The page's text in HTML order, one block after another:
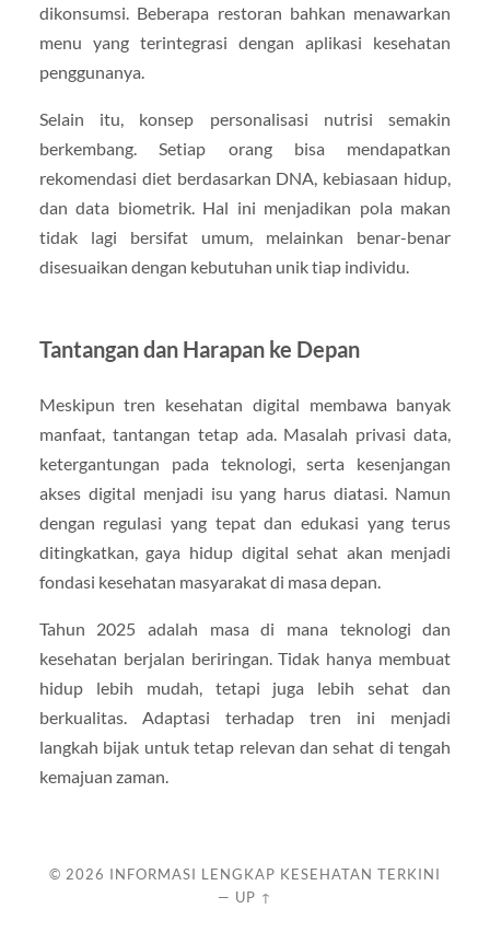
dikonsumsi. Beberapa restoran bahkan menawarkan
menu yang terintegrasi dengan aplikasi kesehatan
penggunanya.
Selain itu, konsep personalisasi nutrisi semakin
berkembang. Setiap orang bisa mendapatkan
rekomendasi diet berdasarkan DNA, kebiasaan hidup,
dan data biometrik. Hal ini menjadikan pola makan
tidak lagi bersifat umum, melainkan benar-benar
disesuaikan dengan kebutuhan unik tiap individu.
Tantangan dan Harapan ke Depan
Meskipun tren kesehatan digital membawa banyak
manfaat, tantangan tetap ada. Masalah privasi data,
ketergantungan pada teknologi, serta kesenjangan
akses digital menjadi isu yang harus diatasi. Namun
dengan regulasi yang tepat dan edukasi yang terus
ditingkatkan, gaya hidup digital sehat akan menjadi
fondasi kesehatan masyarakat di masa depan.
Tahun 2025 adalah masa di mana teknologi dan
kesehatan berjalan beriringan. Tidak hanya membuat
hidup lebih mudah, tetapi juga lebih sehat dan
berkualitas. Adaptasi terhadap tren ini menjadi
langkah bijak untuk tetap relevan dan sehat di tengah
kemajuan zaman.
© 2026 INFORMASI LENGKAP KESEHATAN TERKINI
— UP ↑